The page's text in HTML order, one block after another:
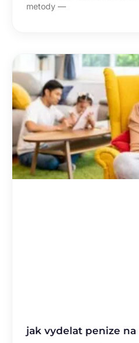
metody —
jak vydelat penize